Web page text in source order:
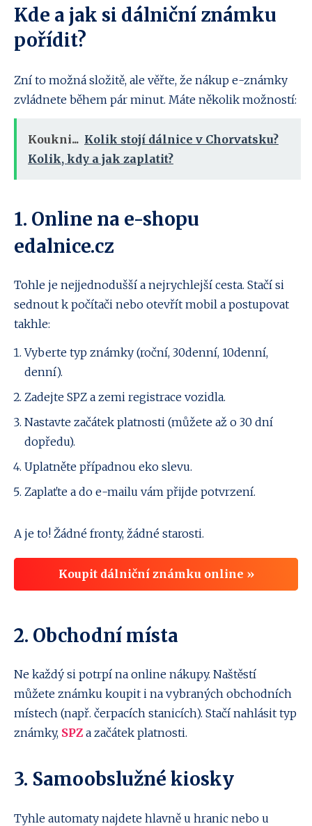
Kde a jak si dálniční známku
pořídit?
Zní to možná složitě, ale věřte, že nákup e-známky
zvládnete během pár minut. Máte několik možností:
Koukni... Kolik stojí dálnice v Chorvatsku?
Kolik, kdy a jak zaplatit?
1. Online na e-shopu
edalnice.cz
Tohle je nejjednodušší a nejrychlejší cesta. Stačí si
sednout k počítači nebo otevřít mobil a postupovat
takhle:
Vyberte typ známky (roční, 30denní, 10denní,
denní).
Zadejte SPZ a zemi registrace vozidla.
Nastavte začátek platnosti (můžete až o 30 dní
dopředu).
Uplatněte případnou eko slevu.
Zaplaťte a do e-mailu vám přijde potvrzení.
A je to! Žádné fronty, žádné starosti.
Koupit dálniční známku online »
2. Obchodní místa
Ne každý si potrpí na online nákupy. Naštěstí
můžete známku koupit i na vybraných obchodních
místech (např. čerpacích stanicích). Stačí nahlásit typ
známky, SPZ a začátek platnosti.
3. Samoobslužné kiosky
Tyhle automaty najdete hlavně u hranic nebo u